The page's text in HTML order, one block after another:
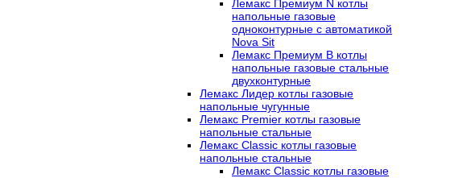
Лемакс Премиум N котлы
напольные газовые
одноконтурные c автоматикой
Nova Sit
Лемакс Премиум B котлы
напольные газовые стальные
двухконтурные
Лемакс Лидер котлы газовые
напольные чугунные
Лемакс Premier котлы газовые
напольные стальные
Лемакс Classic котлы газовые
напольные стальные
Лемакс Classic котлы газовые